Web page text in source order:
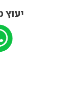
יעוץ